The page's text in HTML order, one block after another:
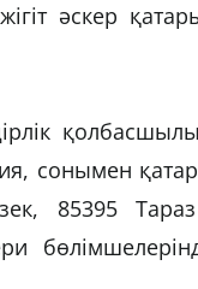
әскер
сонымен
85395